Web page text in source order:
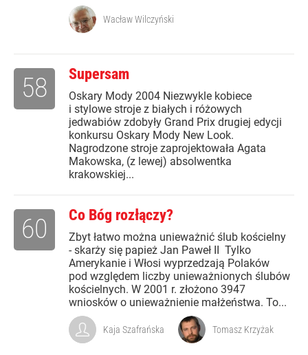
Wacław Wilczyński
Supersam
Oskary Mody 2004 Niezwykle kobiece
i stylowe stroje z białych i różowych
jedwabiów zdobyły Grand Prix drugiej edycji
konkursu Oskary Mody New Look.
Nagrodzone stroje zaprojektowała Agata
Makowska, (z lewej) absolwentka
krakowskiej...
58
Co Bóg rozłączy?
Zbyt łatwo można unieważnić ślub kościelny
- skarży się papież Jan Paweł II Tylko
Amerykanie i Włosi wyprzedzają Polaków
pod względem liczby unieważnionych ślubów
kościelnych. W 2001 r. złożono 3947
wniosków o unieważnienie małżeństwa. To...
60
Kaja Szafrańska Tomasz Krzyżak